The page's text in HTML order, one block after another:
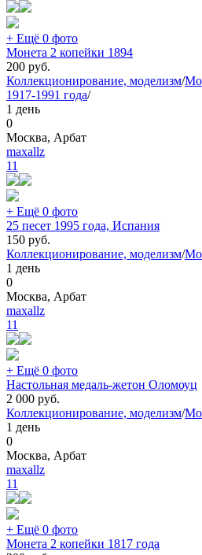
+ Ещё 0 фото
Монета 2 копейки 1894
200 руб.
Коллекционирование, моделизм/
1917-1991 года/
1 день
0
Москва, Арбат
maxallz
11
+ Ещё 0 фото
25 песет 1995 года, Испания
150 руб.
Коллекционирование, моделизм/
1 день
0
Москва, Арбат
maxallz
11
+ Ещё 0 фото
Настольная медаль-жетон Оломоуц
2 000 руб.
Коллекционирование, моделизм/
1 день
0
Москва, Арбат
maxallz
11
+ Ещё 0 фото
Монета 2 копейки 1817 года